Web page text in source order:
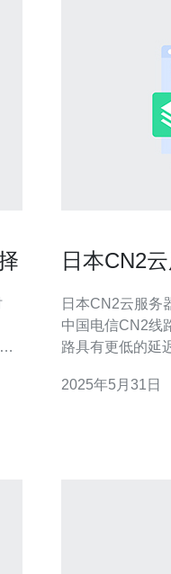
日本CN2
日本CN2云服务器供应商列表
中国电信CN2线
路具有更低的延
2025年5月31日